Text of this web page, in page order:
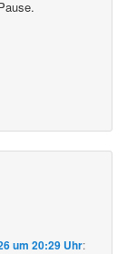
um 20:29 Uhr: